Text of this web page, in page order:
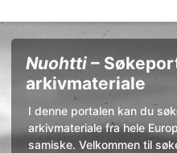
Page Nord
Søk
Nuohtti –
arkivmateriale
I denne portalen kan du
arkivmateriale fra hele
samiske. Velkommen til